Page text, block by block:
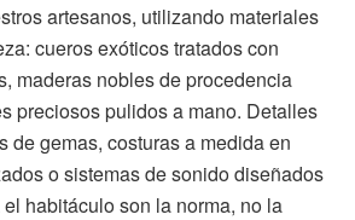
artesanos, utilizando materiales
cueros exóticos tratados con
maderas nobles de procedencia
preciosos pulidos a mano. Detalles
de gemas, costuras a medida en
o sistemas de sonido diseñados
habitáculo son la norma, no la